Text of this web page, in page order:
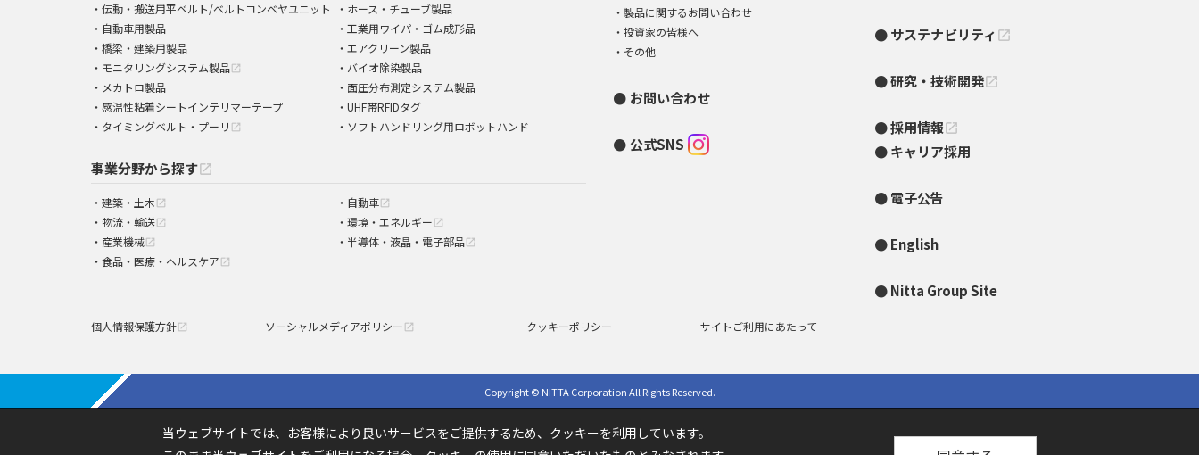
伝動・搬送用平ベルト/ベルトコンベヤユニット
ホース・チューブ製品
自動車用製品
工業用ワイパ・ゴム成形品
橋梁・建築用製品
エアクリーン製品
モニタリングシステム製品 open_in_new
バイオ除染製品
メカトロ製品
面圧分布測定システム製品
感温性粘着シートインテリマーテープ
UHF帯RFIDタグ
タイミングベルト・プーリ open_in_new ソフトハンドリング用ロボットハンド
事業分野から探すopen_in_new
建築・土木 open_in_new 自動車open_in_new
物流・輸送 open_in_new 環境・エネルギー open_in_new
産業機械 open_in_new 半導体・液晶・電子部品open_in_new
食品・医療・ヘルスケア open_in_new
製品に関するお問い合わせ
投資家の皆様へ
その他
お問い合わせ
公式SNS
サステナビリティ open_in_new
研究・技術開発open_in_new
採用情報open_in_new
キャリア採用
電子公告
English
Nitta Group Site
個人情報保護方針 open_in_new ソーシャルメディアポリシー open_in_new クッキーポリシー サイトご利用にあたって
Copyright © NITTA Corporation All Rights Reserved.
当ウェブサイトでは、お客様により良いサービスをご提供するため、クッキーを利用しています。